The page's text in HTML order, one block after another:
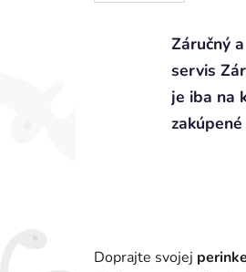
Záručný
servis
je iba na
Doprajte svojej